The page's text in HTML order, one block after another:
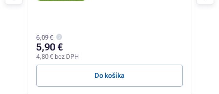
6,09 €
5,90 €
4,80 € bez DPH
Do košíka